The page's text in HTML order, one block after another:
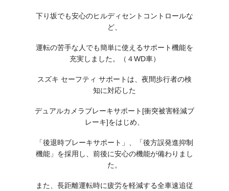
下り坂でも安心のヒルディセントコントロールな
ど、
運転の苦手な人でも簡単に使えるサポート機能を
充実しました。（４WD車）
スズキ セーフティ サポートは、夜間歩行者の検
知に対応した
デュアルカメラブレーキサポート[衝突被害軽減ブ
レーキ]をはじめ、
「後退時ブレーキサポート」、「後方誤発進抑制
機能」を採用し、前後に安心の機能が備わりまし
た。
また、長距離運転時に疲労を軽減する全車速追従